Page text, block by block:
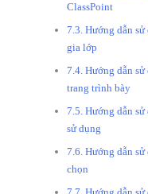
ClassPoint
Hướng dẫn
gia lớp
Hướng dẫn
trang trình bày
Hướng dẫn
sử dụng
Hướng dẫn
chọn